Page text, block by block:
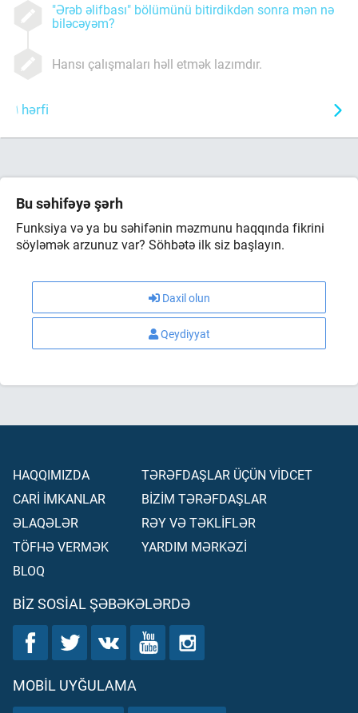
"Ərəb əlifbası" bölümünü bitirdikdən sonra mən nə
biləcəyəm?
Hansı çalışmaları həll etmək lazımdır.
hərfi
Bu səhifəyə şərh
Funksiya və ya bu səhifənin məzmunu haqqında fikrini
söyləmək arzunuz var? Söhbətə ilk siz başlayın.
Daxil olun
Qeydiyyat
HAQQIMIZDA
CARİ İMKANLAR
ƏLAQƏLƏR
TÖFHƏ VERMƏK
BLOQ
TƏRƏFDAŞLAR ÜÇÜN VİDCET
BİZİM TƏRƏFDAŞLAR
RƏY VƏ TƏKLİFLƏR
YARDIM MƏRKƏZİ
BIZ SOSIAL ŞƏBƏKƏLƏRDƏ
MOBIL UYĞULAMA